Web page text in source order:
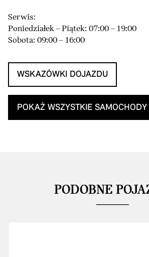
Serwis:
Poniedziałek – Piątek: 07:00 – 19:00
Sobota: 09:00 – 16:00
WSKAZÓWKI DOJAZDU
POKAŻ WSZYSTKIE SAMOCHODY
PODOBNE